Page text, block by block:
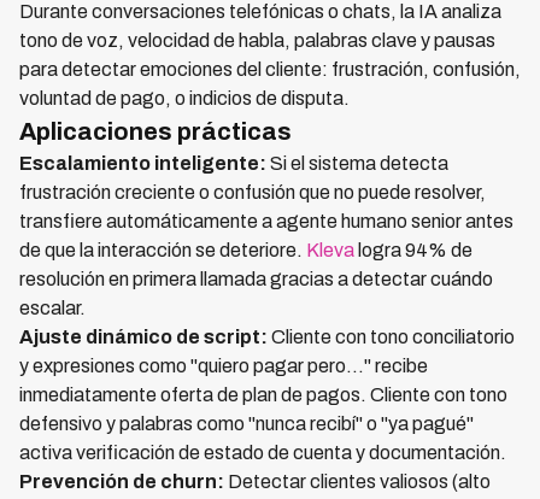
Durante conversaciones telefónicas o chats, la IA analiza
tono de voz, velocidad de habla, palabras clave y pausas
para detectar emociones del cliente: frustración, confusión,
voluntad de pago, o indicios de disputa.
Aplicaciones prácticas
Escalamiento inteligente: Si el sistema detecta
frustración creciente o confusión que no puede resolver,
transfiere automáticamente a agente humano senior antes
de que la interacción se deteriore. Kleva logra 94% de
resolución en primera llamada gracias a detectar cuándo
escalar.
Ajuste dinámico de script: Cliente con tono conciliatorio
y expresiones como "quiero pagar pero..." recibe
inmediatamente oferta de plan de pagos. Cliente con tono
defensivo y palabras como "nunca recibí" o "ya pagué"
activa verificación de estado de cuenta y documentación.
Prevención de churn: Detectar clientes valiosos (alto